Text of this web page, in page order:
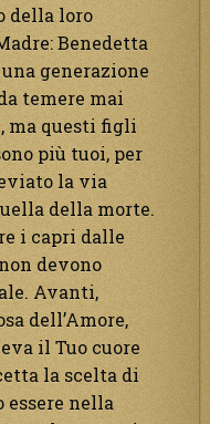
della loro
Benedetta
generazione
temere mai
ma questi figli
più tuoi, per
la via
della morte.
i capri dalle
devono
Avanti,
dell’Amore,
il Tuo cuore
la scelta di
essere nella